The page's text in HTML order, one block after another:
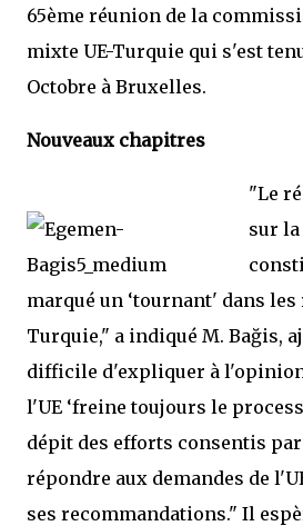
65ème réunion de la
mixte UE-Turquie qui s'est
Octobre à Bruxelles.
Nouveaux chapitres
"Le
sur
marqué un ‘tournant' dans
Turquie," a indiqué M. Bağis,
difficile d'expliquer à
l'UE ‘freine toujours le
dépit des efforts consentis
répondre aux demandes de
ses recommandations." Il